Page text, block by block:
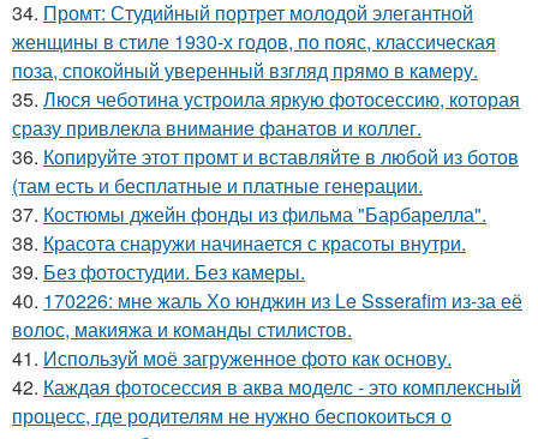
34. Промт: Студийный портрет молодой элегантной
женщины в стиле 1930-х годов, по пояс, классическая
поза, спокойный уверенный взгляд прямо в камеру.
35. Люся чеботина устроила яркую фотосессию, которая
сразу привлекла внимание фанатов и коллег.
36. Копируйте этот промт и вставляйте в любой из ботов
(там есть и бесплатные и платные генерации.
37. Костюмы джейн фонды из фильма "Барбарелла".
38. Красота снаружи начинается с красоты внутри.
39. Без фотостудии. Без камеры.
40. 170226: мне жаль Хо юнджин из Le Ssserafim из-за её
волос, макияжа и команды стилистов.
41. Используй моё загруженное фото как основу.
42. Каждая фотосессия в аква моделс - это комплексный
процесс, где родителям не нужно беспокоиться о